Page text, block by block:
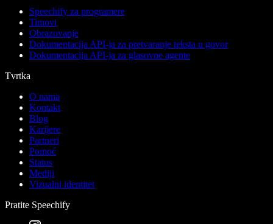
Speechify za programere
Timovi
Obrazovanje
Dokumentacija API-ja za pretvaranje teksta u govor
Dokumentacija API-ja za glasovne agente
Tvrtka
O nama
Kontakt
Blog
Karijere
Partneri
Pomoć
Status
Mediji
Vizualni identitet
Pratite Speechify